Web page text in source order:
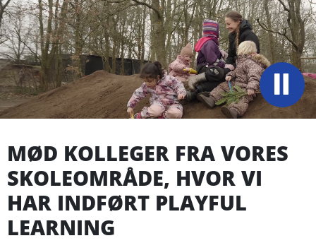
MØD KOLLEGER FRA VORES
SKOLEOMRÅDE, HVOR VI
HAR INDFØRT PLAYFUL
LEARNING